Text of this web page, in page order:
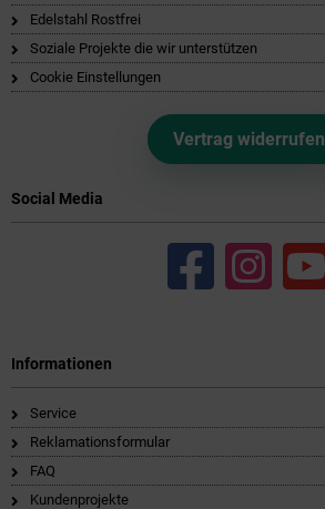
Edelstahl Rostfrei
Soziale Projekte die wir unterstützen
Cookie Einstellungen
Vertrag widerrufen
Social Media
Informationen
Service
Reklamationsformular
FAQ
Kundenprojekte